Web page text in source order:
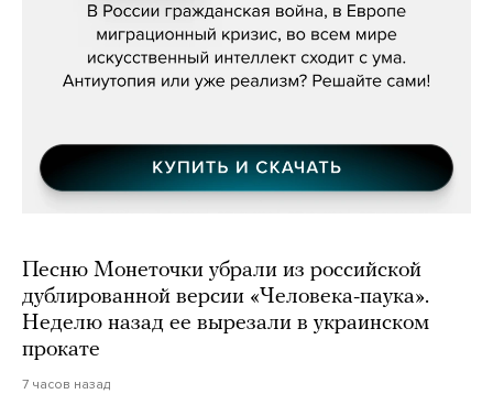
Песню Монеточки убрали из российской
дублированной версии «Человека-паука».
Неделю назад ее вырезали в украинском
прокате
7 часов назад